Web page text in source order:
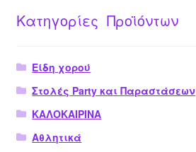
Κατηγορίες Προϊόντων
Είδη χορού
Στολές Party και Παραστάσεων
ΚΑΛΟΚΑΙΡΙΝΑ
Αθλητικά